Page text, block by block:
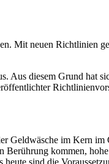
Mit neuen Richtlinien
Aus diesem Grund hat
Geldwäsche im Kern
kommen,
sind die